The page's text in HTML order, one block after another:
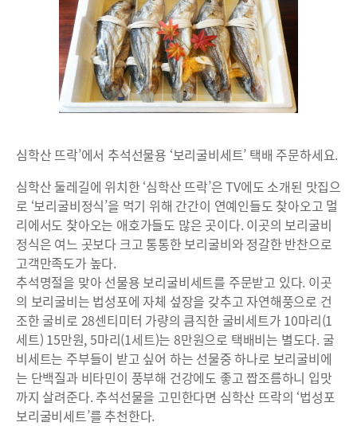
심학산 뜨락’에서 추석선물용 ‘보리굴비세트’ 택배 주문하세요.
심학산 둘레길에 위치한 ‘심학산 뜨락’은 TV에도 소개된 맛집으
로 ‘보리굴비정식’을 먹기 위해 간간이 연예인들도 찾아오고 멀
리에서도 찾아오는 애호가들도 많은 곳이다. 이곳의 보리굴비
정식은 여느 곳보다 크고 통통한 보리굴비와 정갈한 반찬으로
고객만족도가 높다.
추석명절을 맞아 선물용 보리굴비세트를 주문받고 있다. 이곳
의 보리굴비는 법성포에 자체 섶장을 갖추고 자연해풍으로 건
조한 굴비로 28센티미터 가량의 큼직한 굴비세트가 10마리(1
세트) 15만원, 5마리(1세트)는 8만원으로 택배비는 별도다. 굴
비세트는 주부들이 받고 싶어 하는 선물중 하나로 보리굴비에
는 단백질과 비타민이 풍부해 건강에도 좋고 짭조름하니 입맛
까지 살려준다. 추석선물을 고민한다면 심학산 뜨락의 ‘법성포
보리굴비세트’를 추천한다.